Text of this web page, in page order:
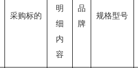
采购标的
明
细
内
容
品
牌
规格型号